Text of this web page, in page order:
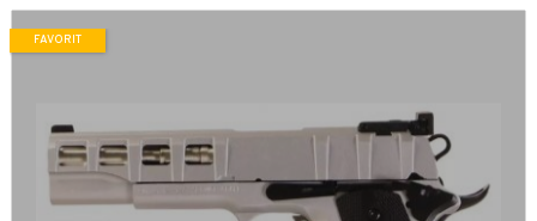
FAVORIT